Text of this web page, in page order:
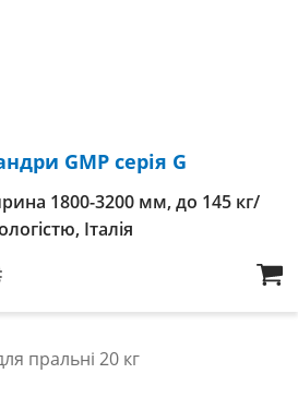
GMP серія G
1800-3200 мм, до 145 кг/
Італія